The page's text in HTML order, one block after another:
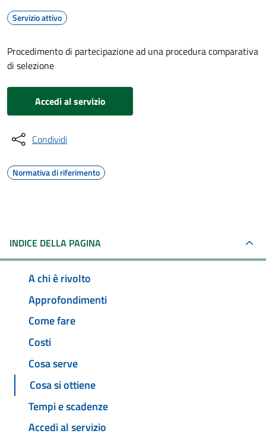
Servizio attivo
Procedimento di partecipazione ad una procedura comparativa
di selezione
Accedi al servizio
Condividi
Normativa di riferimento
INDICE DELLA PAGINA
A chi è rivolto
Approfondimenti
Come fare
Costi
Cosa serve
Cosa si ottiene
Tempi e scadenze
Accedi al servizio